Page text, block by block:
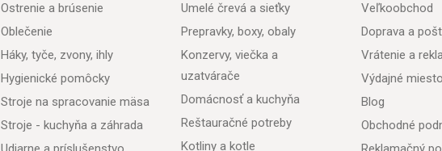
Ostrenie a brúsenie
Oblečenie
Háky, tyče, zvony, ihly
Hygienické pomôcky
Stroje na spracovanie mäsa
Stroje - kuchyňa a záhrada
Umelé črevá a sieťky
Prepravky, boxy, obaly
Konzervy, viečka a
uzatvárače
Domácnosť a kuchyňa
Reštauračné potreby
Kotliny a kotle
Veľkoobchod
Doprava a
Vrátenie a
Výdajné miesto
Blog
Obchodné